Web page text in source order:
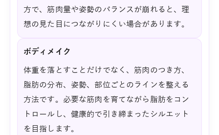
方で、筋肉量や姿勢のバランスが崩れると、理
想の見た目につながりにくい場合があります。
ボディメイク
体重を落とすことだけでなく、筋肉のつき方、
脂肪の分布、姿勢、部位ごとのラインを整える
方法です。必要な筋肉を育てながら脂肪をコン
トロールし、健康的で引き締まったシルエット
を目指します。